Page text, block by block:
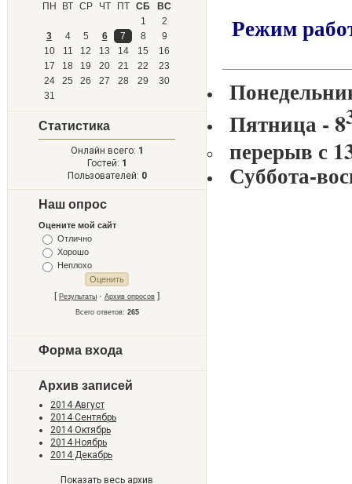
ПН
ВТ СР ЧТ ПТ СБ
ВС
1
2
3
4 5 6 7 8
9
10
11 12 13 14 15
16
17
18 19 20 21 22
23
24
25 26 27 28 29
30
31
Статистика
Онлайн всего: 1
Гостей: 1
Пользователей: 0
Наш опрос
Оцените мой сайт
Отлично
Хорошо
Неплохо
[ Результаты · Архив опросов ]
Всего ответов: 265
Форма входа
Архив записей
2014 Август
2014 Сентябрь
2014 Октябрь
2014 Ноябрь
2014 Декабрь
Показать весь архив
Режим
Пятница - 8
перерыв с
Суббота-